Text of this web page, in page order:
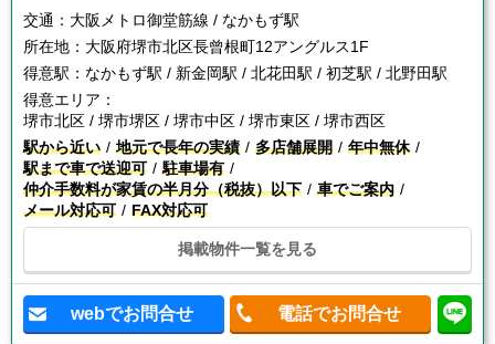
交通： 大阪メトロ御堂筋線 / なかもず駅
所在地： 大阪府堺市北区長曾根町12アングルス1F
得意駅： なかもず駅 / 新金岡駅 / 北花田駅 / 初芝駅 / 北野田駅
得意エリア：
堺市北区 / 堺市堺区 / 堺市中区 / 堺市東区 / 堺市西区
駅から近い
地元で長年の実績 多店舗展開
年中無休
駅まで車で送迎可
駐車場有
仲介手数料が家賃の半月分（税抜）以下
車でご案内
メール対応可
FAX対応可
掲載物件一覧を見る
webでお問合せ 電話でお問合せ